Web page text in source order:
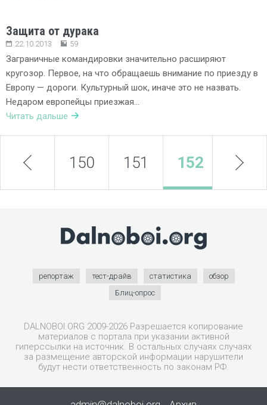
Защита от дурака
22.10.2013 59
Заграничные командировки значительно расширяют
кругозор. Первое, на что обращаешь внимание по приезду в
Европу — дороги. Культурный шок, иначе это не назвать.
Недаром европейцы приезжая…
Читать дальше
prev 150 151 152 153
next
репортаж тест-драйв статистика
обзор
Блиц-опрос
DALNOBOI.ORG 2009-2026 Разрешается копирование
материалов с портала при указании активной
гиперссылки на источник. В остальных случаях случаях
за размещение авторской информации нарушители
будут нести ответственность по законам РФ.